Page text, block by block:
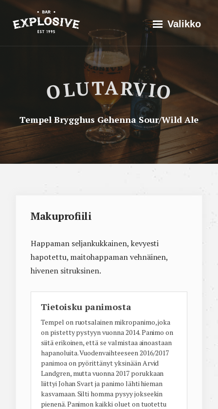
Siirry
suoraan
Explosive Bar Valikko
Historia
Valikoima
Yhteistyössä
Ota yhteyttä
Olutarvio
OLUTARVIO
Tempel Brygghus Gehenna Sour/Wild Ale
Makuprofiili
Happaman seljankukkainen, kevyesti
hapotettu, maitohappaman vehnäinen,
hivenen sitruksinen.
Tietoisku panimosta
Tempel on ruotsalainen mikropanimo, joka
on pistetty pystyyn vuonna 2014. Panimo on
siitä erikoinen, että se valmistaa ainoastaan
hapanoluita. Vuodenvaihteeseen 2016/2017
panimoa on pyörittänyt yksinään Arvid
Landgren, mutta vuonna 2017 porukkaan
liittyi Johan Svart ja panimo lähti hieman
kasvamaan. Silti homma pysyy jokseekin
pienenä. Panimon kaikki oluet on tuotettu